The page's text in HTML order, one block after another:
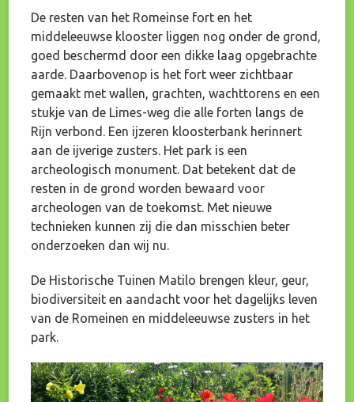
De resten van het Romeinse fort en het
middeleeuwse klooster liggen nog onder de grond,
goed beschermd door een dikke laag opgebrachte
aarde. Daarbovenop is het fort weer zichtbaar
gemaakt met wallen, grachten, wachttorens en een
stukje van de Limes-weg die alle forten langs de
Rijn verbond. Een ijzeren kloosterbank herinnert
aan de ijverige zusters. Het park is een
archeologisch monument. Dat betekent dat de
resten in de grond worden bewaard voor
archeologen van de toekomst. Met nieuwe
technieken kunnen zij die dan misschien beter
onderzoeken dan wij nu.
De Historische Tuinen Matilo brengen kleur, geur,
biodiversiteit en aandacht voor het dagelijks leven
van de Romeinen en middeleeuwse zusters in het
park.